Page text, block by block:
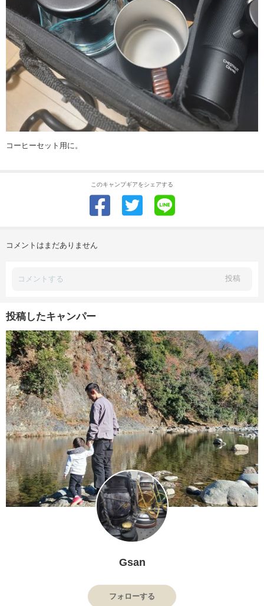
コーヒーセット用に。
このキャンプギアをシェアする
コメントはまだありません
投稿
投稿したキャンパー
Gsan
フォローする